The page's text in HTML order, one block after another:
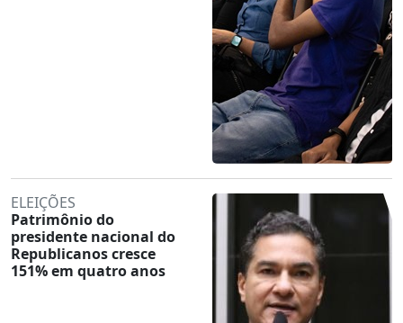
ELEIÇÕES
Patrimônio do
presidente nacional do
Republicanos cresce
151% em quatro anos